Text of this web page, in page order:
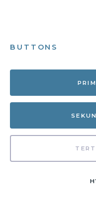
BUTTONS